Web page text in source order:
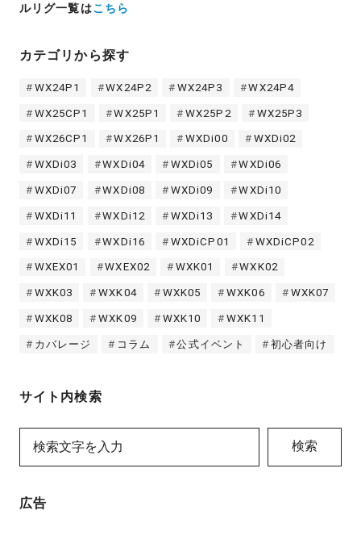
ルリグ一覧はこちら
カテゴリから探す
WX24P1 WX24P2 WX24P3 WX24P4
WX25CP1 WX25P1 WX25P2 WX25P3
WX26CP1 WX26P1 WXDi00 WXDi02
WXDi03 WXDi04 WXDi05 WXDi06
WXDi07 WXDi08 WXDi09 WXDi10
WXDi11 WXDi12 WXDi13 WXDi14
WXDi15 WXDi16 WXDiCP01 WXDiCP02
WXEX01 WXEX02 WXK01 WXK02
WXK03 WXK04 WXK05 WXK06 WXK07
WXK08 WXK09 WXK10 WXK11
カバレージ コラム 公式イベント 初心者向け
サイト内検索
検索
広告